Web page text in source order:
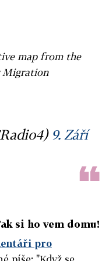
map from the
Migration
9. Září
si ho vem domu!
pro